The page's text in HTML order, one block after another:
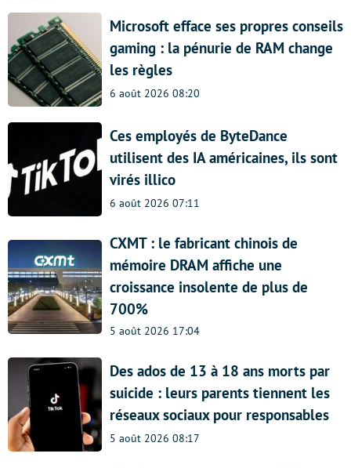
Microsoft efface ses propres conseils
gaming : la pénurie de RAM change
les règles
6 août 2026 08:20
Ces employés de ByteDance
utilisent des IA américaines, ils sont
virés illico
6 août 2026 07:11
CXMT : le fabricant chinois de
mémoire DRAM affiche une
croissance insolente de plus de
700%
5 août 2026 17:04
Des ados de 13 à 18 ans morts par
suicide : leurs parents tiennent les
réseaux sociaux pour responsables
5 août 2026 08:17